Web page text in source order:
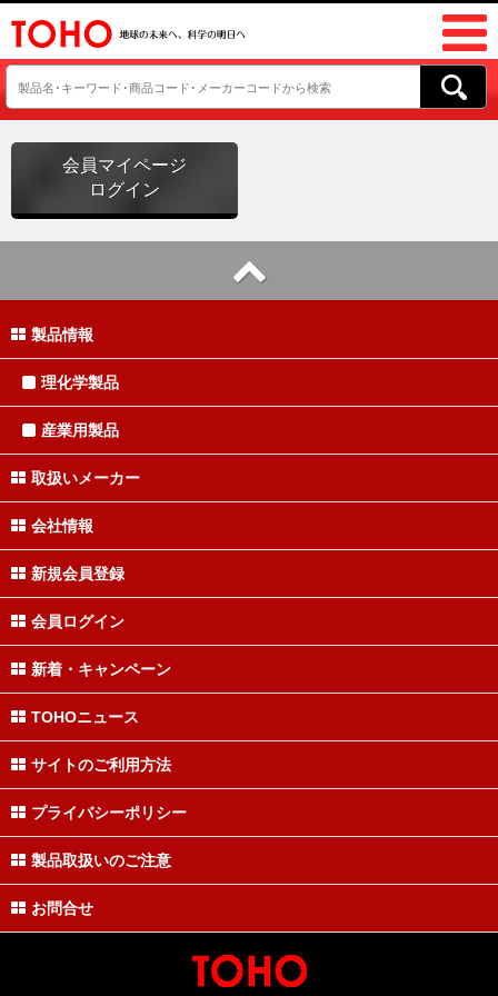
会員マイページ
ログイン
製品情報
理化学製品
産業用製品
取扱いメーカー
会社情報
新規会員登録
会員ログイン
新着・キャンペーン
TOHOニュース
サイトのご利用方法
プライバシーポリシー
製品取扱いのご注意
お問合せ